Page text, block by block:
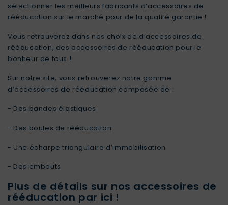
sélectionner les meilleurs fabricants d’accessoires de
rééducation sur le marché pour de la qualité garantie !
Vous retrouverez dans nos choix de d’accessoires de
rééducation, des accessoires de rééducation pour le
bonheur de tous !
Sur notre site, vous retrouverez notre gamme
d’accessoires de rééducation composée de :
- Des bandes élastiques
- Des boules de rééducation
- Une écharpe triangulaire d’immobilisation
- Des embouts
Plus de détails sur nos accessoires de
rééducation par ici !